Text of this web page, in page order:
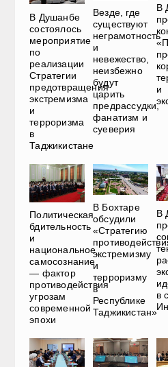
В Душанбе
состоялось
мероприятие
по
реализации
Стратегии
предотвращения
экстремизма
и
терроризма
в
Таджикистане
Везде, где
существуют
неграмотность
и
невежество,
неизбежно
будут
царить
предрассудки,
фанатизм и
суеверия
В
и
Политическая
бдительность
и
национальное
самосознание
— фактор
противодействия
угрозам
современной
эпохи
В Бохтаре
обсудили
«Стратегию
экстремизму
и
терроризму
в
Республике
Таджикистан»
В
в